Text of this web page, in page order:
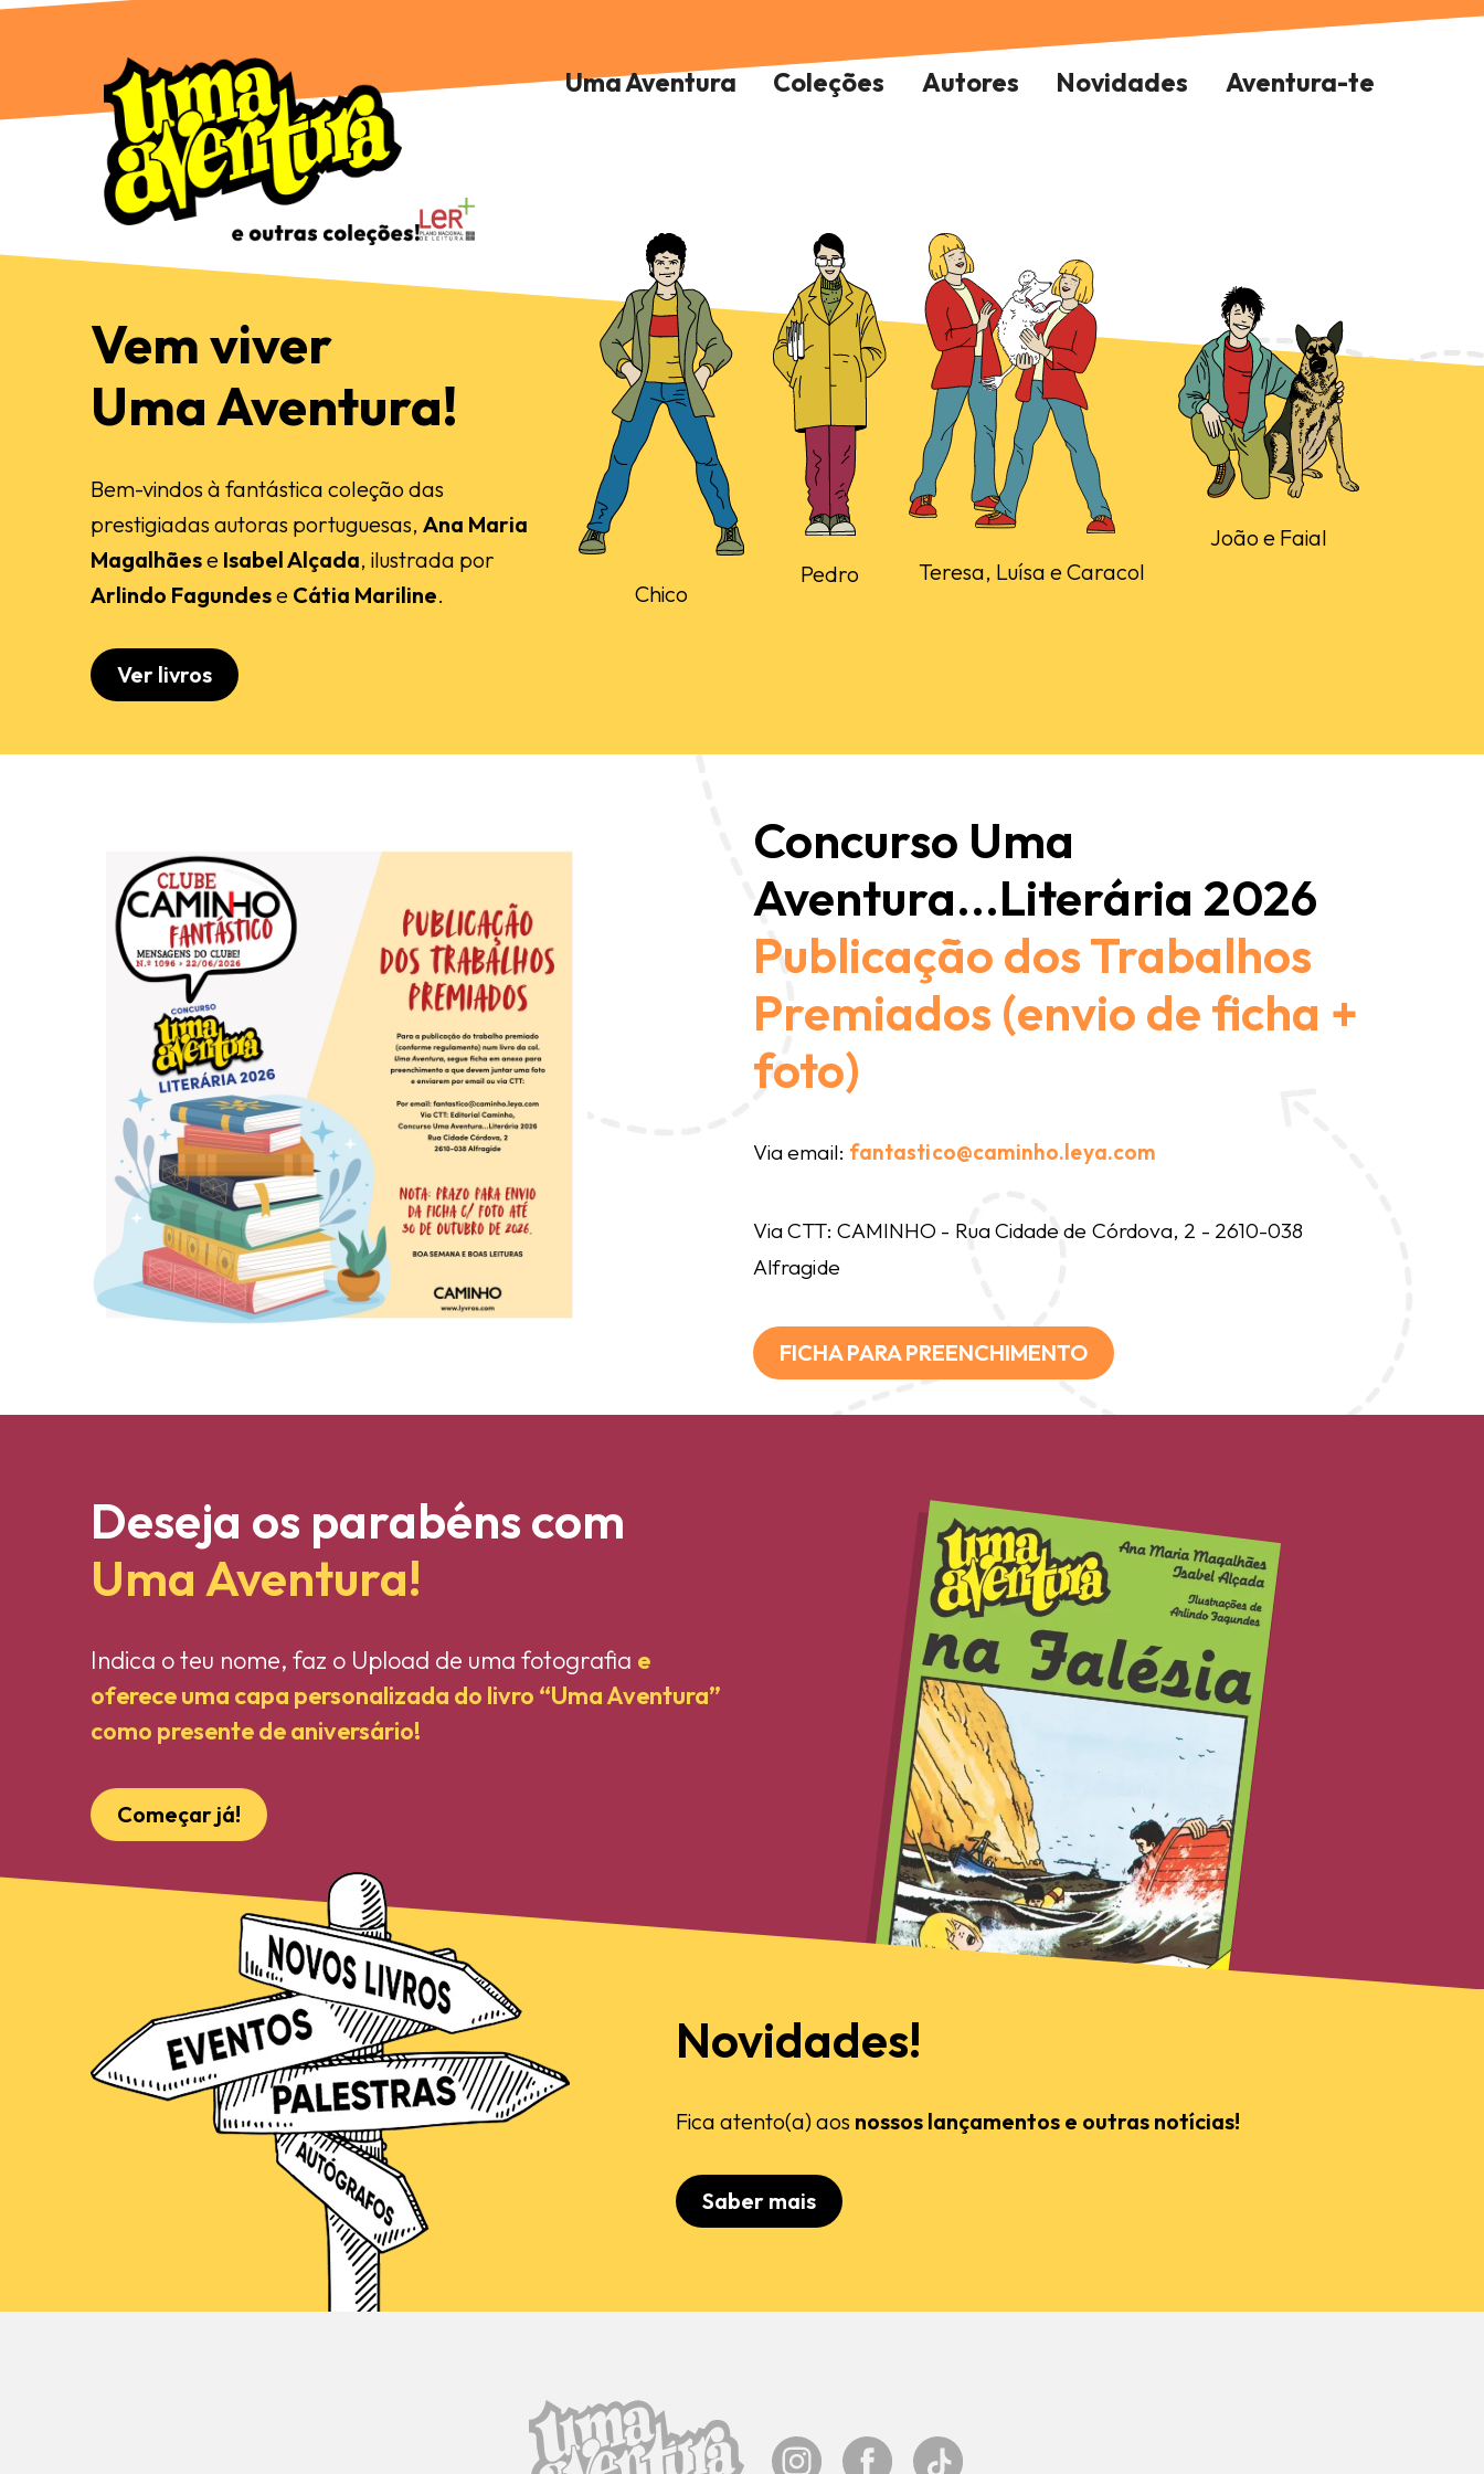
Uma Aventura Coleções Autores Novidades Aventura-te
Vem viver
Uma Aventura!
Bem-vindos à fantástica coleção das
prestigiadas autoras portuguesas, Ana Maria
Magalhãese Isabel Alçada, ilustrada por
Arlindo Fagundese Cátia Mariline.
Ver livros
Chico
Pedro Teresa, Luísa e Caracol
João e Faial
Concurso Uma
Aventura...Literária 2026
Publicação dos Trabalhos
Premiados (envio de ficha +
foto)
Via email: fantastico@caminho.leya.com
Via CTT: CAMINHO - Rua Cidade de Córdova, 2 - 2610-038
Alfragide
FICHA PARA PREENCHIMENTO
Deseja os parabéns com
Uma Aventura!
Indica o teu nome, faz o Upload de uma fotografia e
oferece uma capa personalizada do livro “Uma Aventura”
como presente de aniversário!
Começar já!
Novidades!
Fica atento(a) aos nossos lançamentos e outras notícias!
Saber mais